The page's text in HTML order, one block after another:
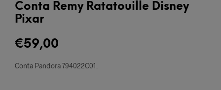
Conta Remy Ratatouille Disney
Pixar
€59,00
Conta Pandora 794022C01